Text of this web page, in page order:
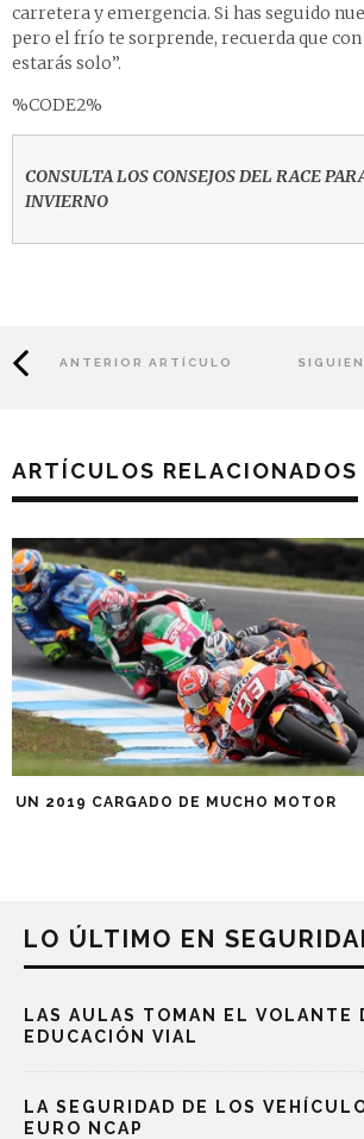
carretera y emergencia. Si has seguido
pero el frío te sorprende, recuerda que con
estarás solo”.
%CODE2%
CONSULTA LOS CONSEJOS DEL RACE
INVIERNO
ANTERIOR ARTÍCULO
ARTÍCULOS RELACIONADOS
UN 2019 CARGADO DE MUCHO MOTOR
LO ÚLTIMO EN
LAS AULAS TOMAN EL VOLANTE
EDUCACIÓN VIAL
LA SEGURIDAD DE LOS
EURO NCAP